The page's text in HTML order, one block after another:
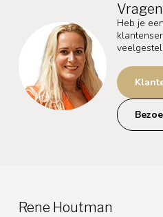
Heb je
Rene Houtman